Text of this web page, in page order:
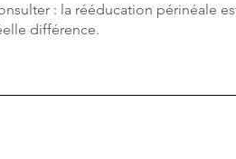
: la rééducation périnéale
différence.